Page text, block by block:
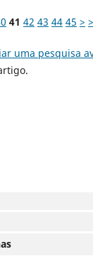
41 42 43 44 45 >
uma pesquisa